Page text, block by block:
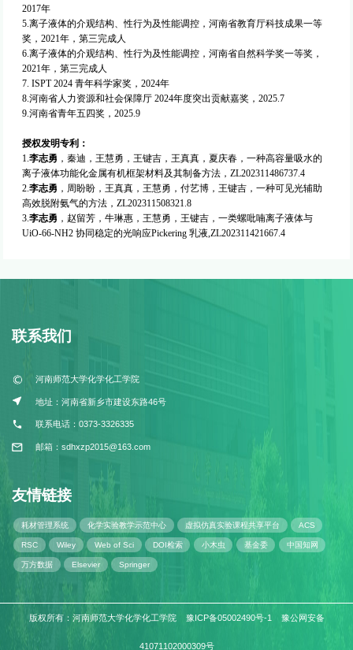
2017年
5.离子液体的介观结构、性行为及性能调控，河南省教育厅科技成果一等
奖，2021年，第三完成人
6.离子液体的介观结构、性行为及性能调控，河南省自然科学奖一等奖，
2021年，第三完成人
7. ISPT 2024青年科学家奖，2024年
8.河南省人力资源和社会保障厅 2024年度突出贡献嘉奖，2025.7
9.河南省青年五四奖，2025.9
授权发明专利：
1.李志勇 ，秦迪，王慧勇，王键吉，王真真，夏庆春，一种高容量吸水的
离子液体功能化金属有机框架材料及其制备方法， ZL202311486737.4
2.李志勇 ，周盼盼，王真真，王慧勇，付艺博，王键吉，一种可见光辅助
高效脱附氨气的方法， ZL202311508321.8
3.李志勇 ，赵留芳，牛琳惠，王慧勇，王键吉，一类螺吡喃离子液体与
UiO-66-NH2 协同稳定的光响应Pickering乳液, ZL202311421667.4
联系我们
河南师范大学化学化工学院
地址：河南省新乡市建设东路46号
联系电话：0373-3326335
邮箱：sdhxzp2015@163.com
友情链接
耗材管理系统 化学实验教学示范中心 虚拟仿真实验课程共享平台 ACS
RSC Wiley Web of Sci DOI检索 小木虫 基金委 中国知网
万方数据 Elsevier Springer
版权所有：河南师范大学化学化工学院 豫ICP备05002490号-1 豫公网安备
41071102000309号